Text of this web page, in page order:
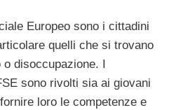
Europeo sono i cittadini
quelli che si trovano
disoccupazione. I
sono rivolti sia ai giovani
loro le competenze e